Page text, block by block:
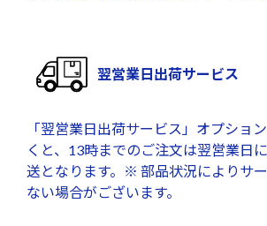
翌営業日出荷サービス
「翌営業日出荷サービス」オプショ
くと、13時までのご注文は翌営業日
送となります。※ 部品状況によりサ
ない場合がございます。